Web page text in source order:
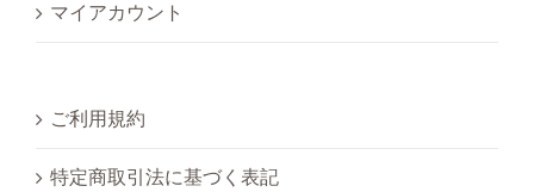
マイアカウント
ご利用規約
特定商取引法に基づく表記